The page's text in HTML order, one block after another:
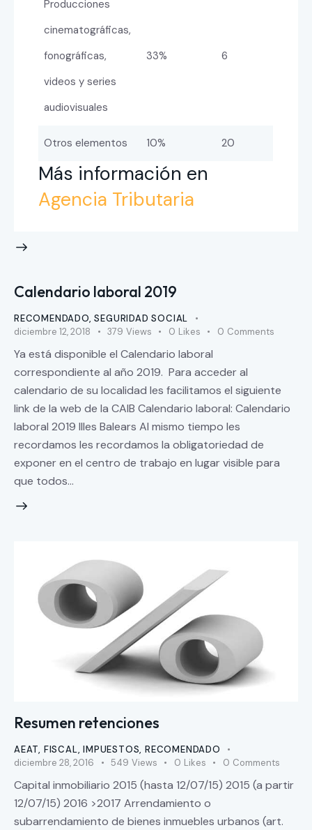
Producciones
cinematográficas,
fonográficas,
videos y series
audiovisuales
33% 6
Otros elementos 10% 20
Más información en
Agencia Tributaria
Calendario laboral 2019
RECOMENDADO,SEGURIDAD SOCIAL
diciembre 12, 2018
379 Views 0 Likes 0 Comments
Ya está disponible el Calendario laboral
correspondiente al año 2019. Para acceder al
calendario de su localidad les facilitamos el siguiente
link de la web de la CAIB Calendario laboral: Calendario
laboral 2019 Illes Balears Al mismo tiempo les
recordamos les recordamos la obligatoriedad de
exponer en el centro de trabajo en lugar visible para
que todos…
Resumen retenciones
AEAT, FISCAL,IMPUESTOS,RECOMENDADO
diciembre 28, 2016
549 Views 0 Likes 0 Comments
Capital inmobiliario 2015 (hasta 12/07/15) 2015 (a partir
12/07/15) 2016 >2017 Arrendamiento o
subarrendamiento de bienes inmuebles urbanos (art.